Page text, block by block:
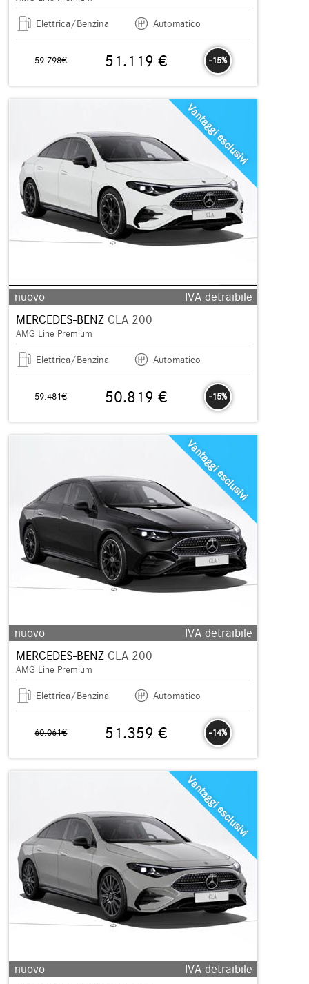
Elettrica/Benzina Automatico
59.798€ -15%
51.119 €
nuovo IVA detraibile
Vantaggi esclusivi
MERCEDES-BENZ CLA 200
AMG Line Premium
Elettrica/Benzina Automatico
59.481€ -15%
50.819 €
nuovo IVA detraibile
Vantaggi esclusivi
MERCEDES-BENZ CLA 200
AMG Line Premium
Elettrica/Benzina Automatico
60.061€ -14%
51.359 €
nuovo IVA detraibile
Vantaggi esclusivi